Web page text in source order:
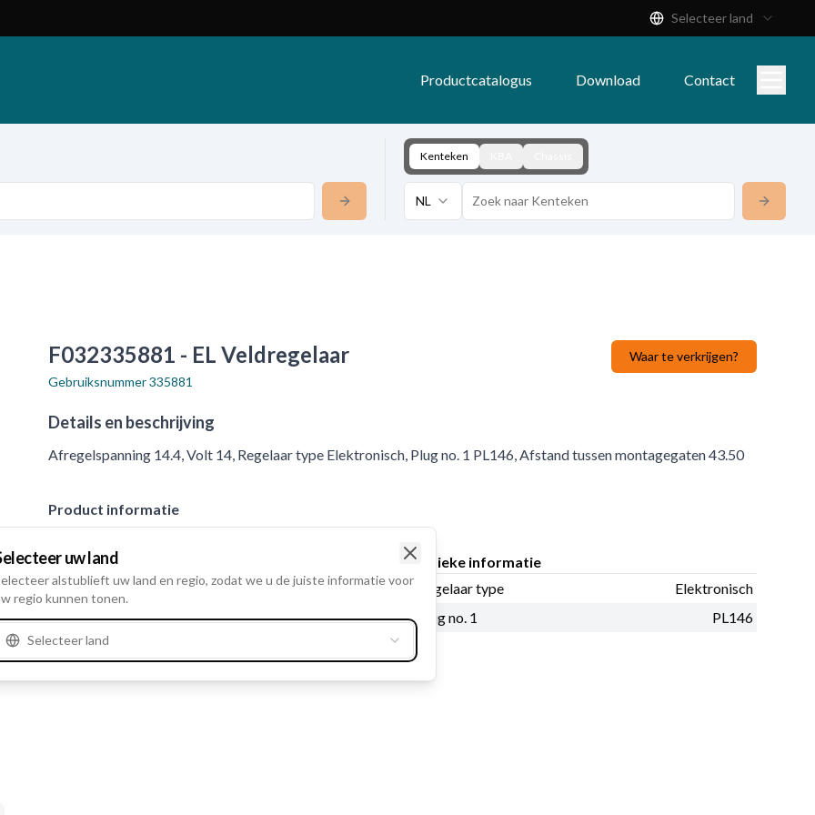
Selecteer land
Productcatalogus Download Contact
Kenteken
NL
F032335881 - EL Veldregelaar
Waar te verkrijgen?
Gebruiksnummer335881
Details en beschrijving
Afregelspanning 14.4, Volt 14, Regelaar type Elektronisch, Plug no. 1 PL146, Afstand tussen montagegaten 43.50
Product informatie
Electrische informatie
Afregelspanning
14.4
Volt
14
Fysieke informatie
Regelaar type
Elektronisch
Plug no. 1
PL146
uw land
alstublieft uw land en regio, zodat we u de juiste informatie voor
regio kunnen tonen.
Selecteer land
Close